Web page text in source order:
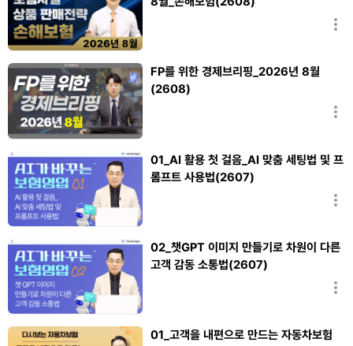
FP를 위한 경제브리핑_2026년 8월
(2608)
01_AI 활용 첫 걸음_AI 맞춤 세팅법 및 프
롬프트 사용법(2607)
02_챗GPT 이미지 만들기로 차원이 다른
고객 감동 소통법(2607)
01_고객을 내편으로 만드는 자동차보험